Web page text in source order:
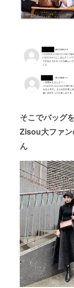
そこでバッグ
Zisou大ファ
ん